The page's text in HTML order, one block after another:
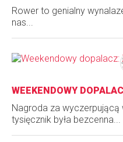
Rower to genialny
nas...
WEEKENDOWY
Nagroda za wyczerpującą
tysięcznik była bezcenna...